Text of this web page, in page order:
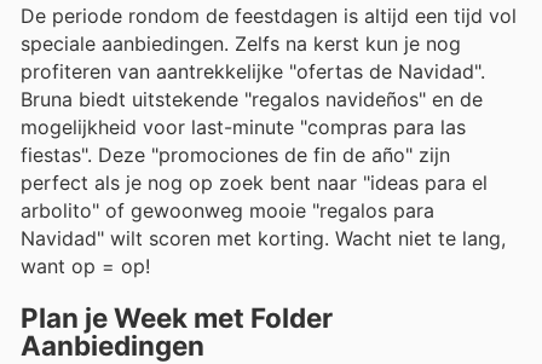
De periode rondom de feestdagen is altijd een tijd vol
speciale aanbiedingen. Zelfs na kerst kun je nog
profiteren van aantrekkelijke "ofertas de Navidad".
Bruna biedt uitstekende "regalos navideños" en de
mogelijkheid voor last-minute "compras para las
fiestas". Deze "promociones de fin de año" zijn
perfect als je nog op zoek bent naar "ideas para el
arbolito" of gewoonweg mooie "regalos para
Navidad" wilt scoren met korting. Wacht niet te lang,
want op = op!
Plan je Week met Folder
Aanbiedingen